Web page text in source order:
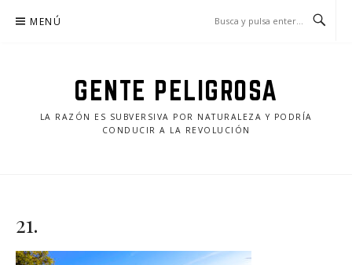
MENÚ
GENTE PELIGROSA
LA RAZÓN ES SUBVERSIVA POR NATURALEZA Y PODRÍA
CONDUCIR A LA REVOLUCIÓN
21.